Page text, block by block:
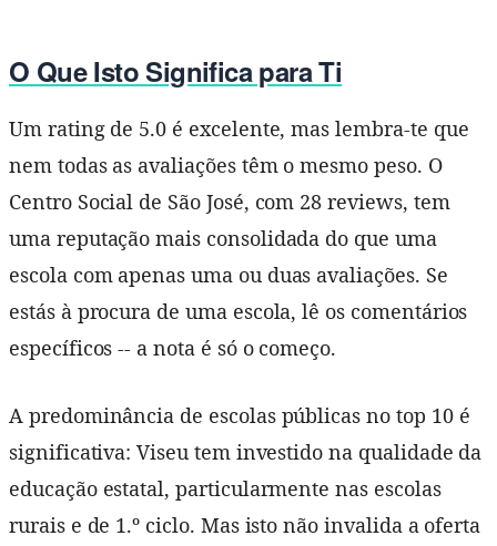
O Que Isto Significa para Ti
Um rating de 5.0 é excelente, mas lembra-te que
nem todas as avaliações têm o mesmo peso. O
Centro Social de São José, com 28 reviews, tem
uma reputação mais consolidada do que uma
escola com apenas uma ou duas avaliações. Se
estás à procura de uma escola, lê os comentários
específicos -- a nota é só o começo.
A predominância de escolas públicas no top 10 é
significativa: Viseu tem investido na qualidade da
educação estatal, particularmente nas escolas
rurais e de 1.º ciclo. Mas isto não invalida a oferta